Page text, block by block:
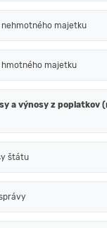
majetku
majetku
a výnosy z poplatkov
štátu